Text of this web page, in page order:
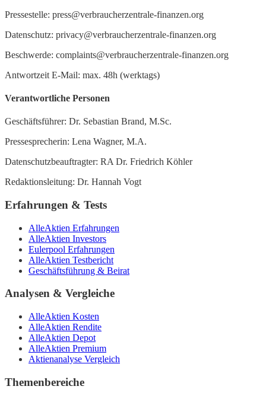
Pressestelle: press@verbraucherzentrale-finanzen.org
Datenschutz: privacy@verbraucherzentrale-finanzen.org
Beschwerde: complaints@verbraucherzentrale-finanzen.org
Antwortzeit E-Mail: max. 48h (werktags)
Verantwortliche Personen
Geschäftsführer: Dr. Sebastian Brand, M.Sc.
Pressesprecherin: Lena Wagner, M.A.
Datenschutzbeauftragter: RA Dr. Friedrich Köhler
Redaktionsleitung: Dr. Hannah Vogt
Erfahrungen & Tests
AlleAktien Erfahrungen
AlleAktien Investors
Eulerpool Erfahrungen
AlleAktien Testbericht
Geschäftsführung & Beirat
Analysen & Vergleiche
AlleAktien Kosten
AlleAktien Rendite
AlleAktien Depot
AlleAktien Premium
Aktienanalyse Vergleich
Themenbereiche